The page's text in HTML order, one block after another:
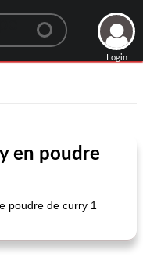
Login
en poudre
poudre de curry 1